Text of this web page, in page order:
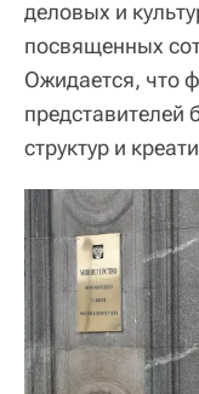
деловых и
посвященных
Ожидается, что
представителей
структур и